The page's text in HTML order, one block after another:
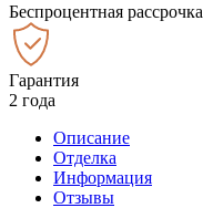
Беспроцентная рассрочка
Гарантия
2 года
Описание
Отделка
Информация
Отзывы